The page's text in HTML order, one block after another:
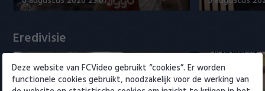
Eredivisie
Deze website van FCVideo gebruikt “cookies”. Er worden
functionele cookies gebruikt, noodzakelijk voor de werking van